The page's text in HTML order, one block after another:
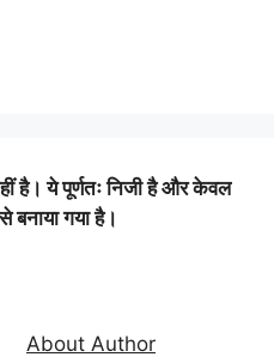
है। ये पूर्णतः निजी है और केवल
बनाया गया है।
About Author